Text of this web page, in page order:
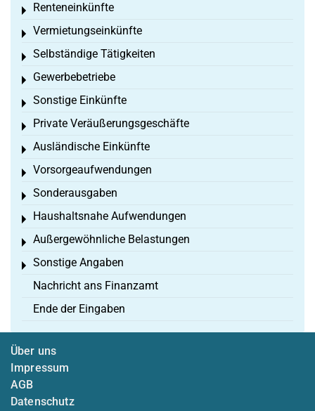
Renteneinkünfte
Toggle menu
Vermietungseinkünfte
Toggle menu
Selbständige Tätigkeiten
Toggle menu
Gewerbebetriebe
Toggle menu
Sonstige Einkünfte
Toggle menu
Private Veräußerungsgeschäfte
Toggle menu
Ausländische Einkünfte
Toggle menu
Vorsorgeaufwendungen
Toggle menu
Sonderausgaben
Toggle menu
Haushaltsnahe Aufwendungen
Toggle menu
Außergewöhnliche Belastungen
Toggle menu
Sonstige Angaben
Toggle menu
Nachricht ans Finanzamt
Ende der Eingaben
Über uns
Impressum
AGB
Datenschutz